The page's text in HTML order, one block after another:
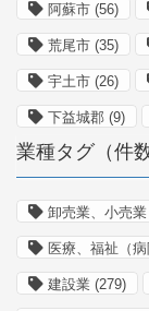
阿蘇市 (56)
荒尾市 (35)
宇土市 (26)
下益城郡 (9)
業種タグ（件
卸売業、小売業
医療、福祉（
建設業 (279)